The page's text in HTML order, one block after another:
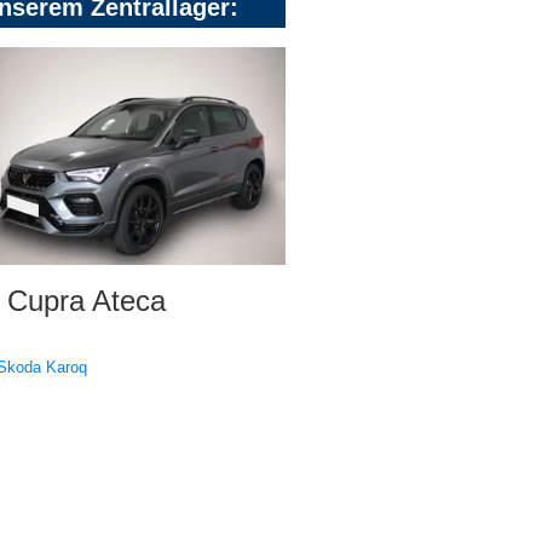
Zentrallager:
Cupra Ateca